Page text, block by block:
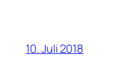
10. Juli 2018